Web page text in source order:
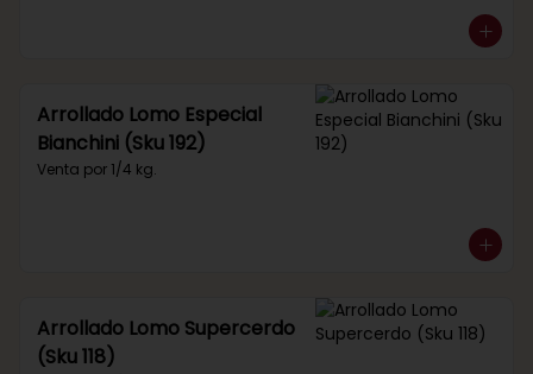
Arrollado Lomo Especial
Bianchini (Sku 192)
Venta por 1/4 kg.
Arrollado Lomo Supercerdo
(Sku 118)